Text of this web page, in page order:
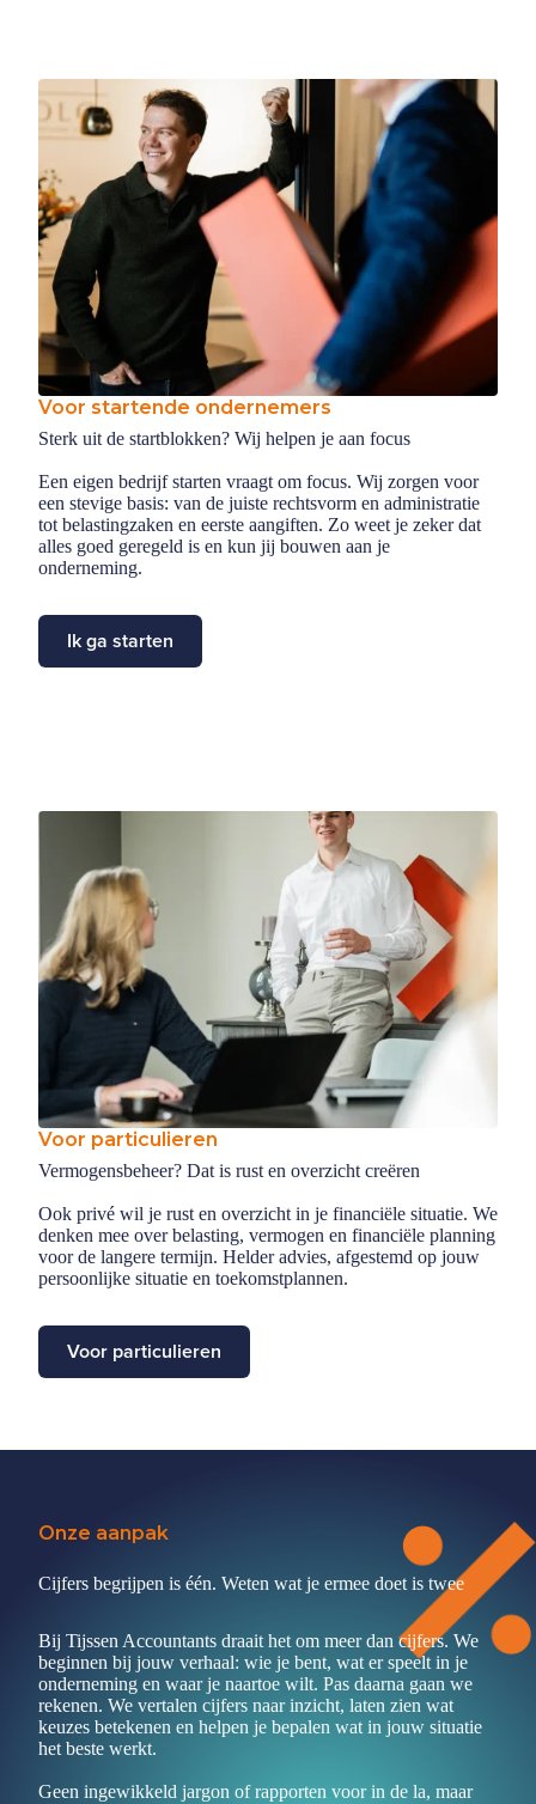
Voor startende ondernemers
Sterk uit de startblokken? Wij helpen je aan focus
Een eigen bedrijf starten vraagt om focus. Wij zorgen voor
een stevige basis: van de juiste rechtsvorm en administratie
tot belastingzaken en eerste aangiften. Zo weet je zeker dat
alles goed geregeld is en kun jij bouwen aan je
onderneming.
Ik ga starten
Voor particulieren
Vermogensbeheer? Dat is rust en overzicht creëren
Ook privé wil je rust en overzicht in je financiële situatie. We
denken mee over belasting, vermogen en financiële planning
voor de langere termijn. Helder advies, afgestemd op jouw
persoonlijke situatie en toekomstplannen.
Voor particulieren
Onze aanpak
Cijfers begrijpen is één. Weten wat je ermee doet is twee
Bij Tijssen Accountants draait het om meer dan cijfers. We
beginnen bij jouw verhaal: wie je bent, wat er speelt in je
onderneming en waar je naartoe wilt. Pas daarna gaan we
rekenen. We vertalen cijfers naar inzicht, laten zien wat
keuzes betekenen en helpen je bepalen wat in jouw situatie
het beste werkt.
Geen ingewikkeld jargon of rapporten voor in de la, maar